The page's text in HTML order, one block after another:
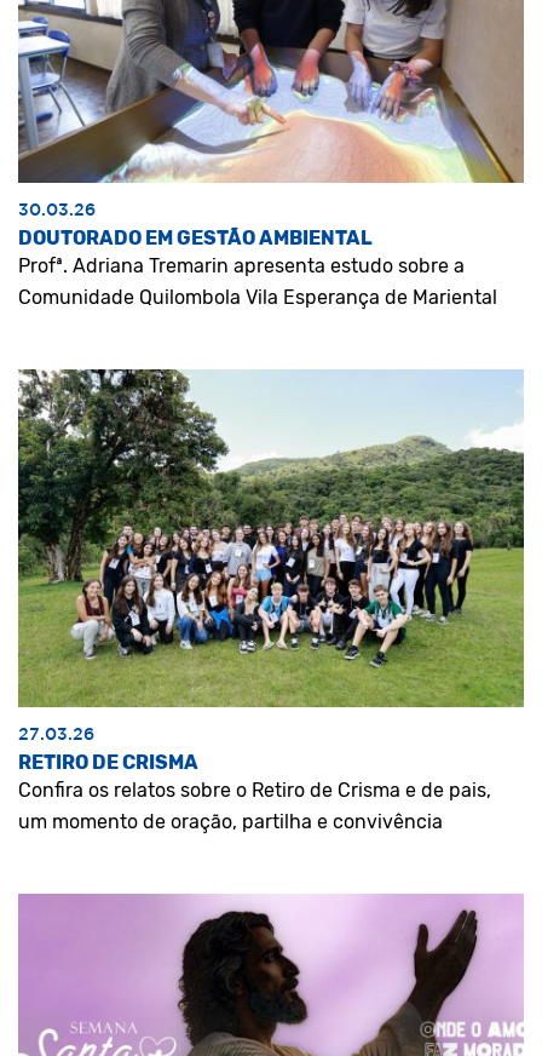
30.03.26
DOUTORADO EM GESTÃO AMBIENTAL
Profª. Adriana Tremarin apresenta estudo sobre a
Comunidade Quilombola Vila Esperança de Mariental
27.03.26
RETIRO DE CRISMA
Confira os relatos sobre o Retiro de Crisma e de pais,
um momento de oração, partilha e convivência